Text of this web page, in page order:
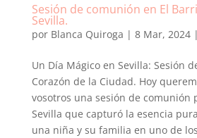
Sesión de comunión en El
Sevilla.
por Blanca Quiroga | 8 Mar, 2024|
Un Día Mágico en Sevilla: Sesión
Corazón de la Ciudad. Hoy
vosotros una sesión de comunión
Sevilla que capturó la esencia
una niña y su familia en uno de